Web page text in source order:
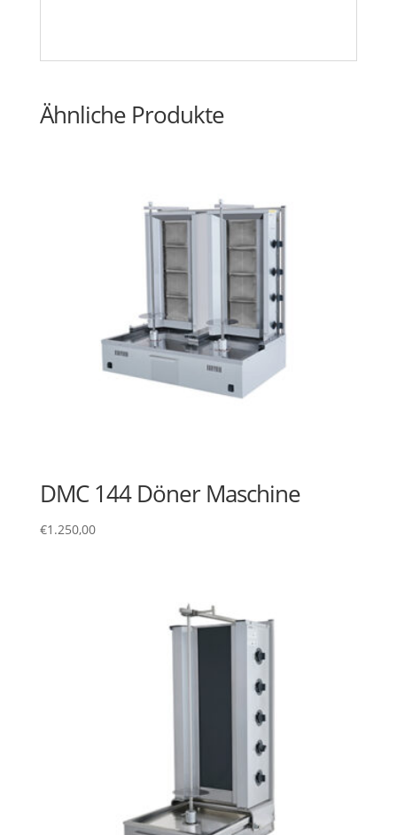
Ähnliche Produkte
DMC 144 Döner Maschine
€1.250,00